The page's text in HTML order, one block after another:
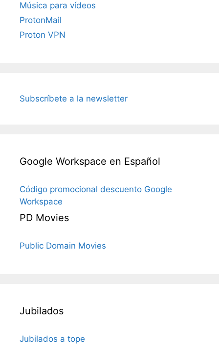
Música para vídeos
ProtonMail
Proton VPN
Subscríbete a la newsletter
Google Workspace en Español
Código promocional descuento Google
Workspace
PD Movies
Public Domain Movies
Jubilados
Jubilados a tope